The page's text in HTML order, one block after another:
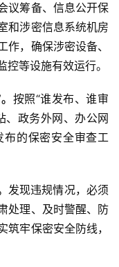
议筹备、信息公开保
和涉密信息系统机房
，确保涉密设备、
等设施有效运行。
按照“谁发布、谁审
、政务外网、办公网
的保密安全审查工
发现违规情况，必须
处理、及时警醒、防
牢保密安全防线，